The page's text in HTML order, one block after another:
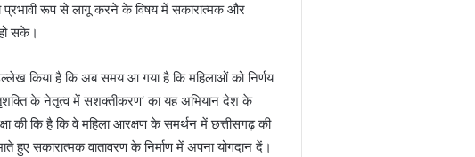
प्रभावी रूप से लागू करने के विषय में सकारात्मक और
सके।
किया है कि अब समय आ गया है कि महिलाओं को निर्णय
के नेतृत्व में सशक्तीकरण’ का यह अभियान देश के
की कि है कि वे महिला आरक्षण के समर्थन में छत्तीसगढ़ की
हुए सकारात्मक वातावरण के निर्माण में अपना योगदान दें।